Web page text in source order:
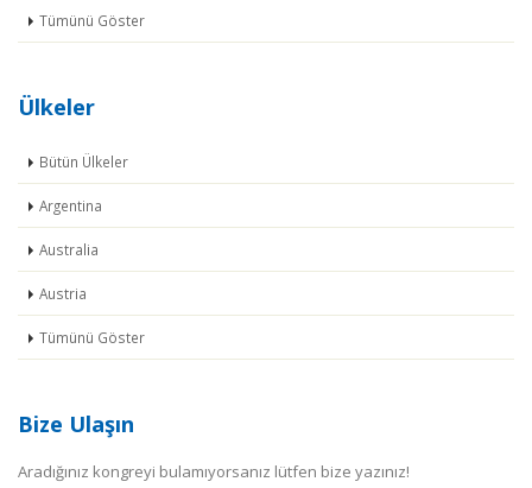
Tümünü Göster
Ülkeler
Bütün Ülkeler
Argentina
Australia
Austria
Tümünü Göster
Bize Ulaşın
Aradığınız kongreyi bulamıyorsanız lütfen bize yazınız!